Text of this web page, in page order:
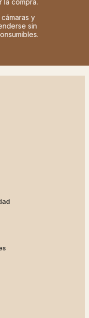
y
sin